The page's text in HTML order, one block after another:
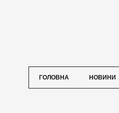
ГОЛОВНА НОВИНИ